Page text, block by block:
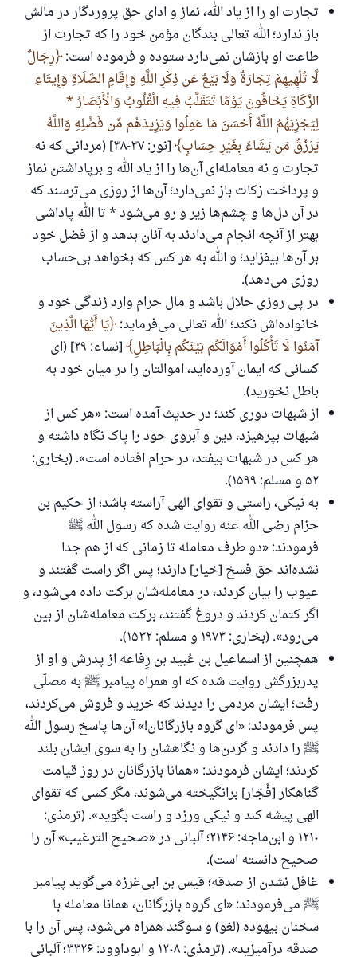
تجارت او را از یاد الله، نماز و ادای حق پروردگار در مالش
باز ندارد؛ الله تعالی بندگان مؤمن خود را که تجارت از
طاعت او بازشان نمی‌دارد ستوده و فرموده است: رِجَالٌ
لَّا تُلْهِيهِمْ تِجَارَةٌ وَلَا بَيْعٌ عَن ذِكْرِ اللَّهِ وَإِقَامِ الصَّلَاةِ وَإِيتَاءِ
الزَّكَاةِ يَخَافُونَ يَوْمًا تَتَقَلَّبُ فِيهِ الْقُلُوبُ وَالْأَبْصَارُ *
لِيَجْزِيَهُمُ اللَّهُ أَحْسَنَ مَا عَمِلُوا وَيَزِيدَهُم مِّن فَضْلِهِ وَاللَّهُ
يَرْزُقُ مَن يَشَاءُ بِغَيْرِ حِسَابٍ
[نور: ۳۷-۳۸] (مردانی که نه
تجارت و نه معامله‌ای آن‌ها را از یاد الله و برپاداشتن نماز
و پرداخت زکات باز نمی‌دارد؛ آن‌ها از روزی می‌ترسند که
در آن دل‌ها و چشم‌ها زیر و رو می‌شود * تا الله پاداشی
بهتر از آنچه انجام می‌دادند به آنان بدهد و از فضل خود
بر آن‌ها بیفزاید؛ و الله به هر کس که بخواهد بی‌حساب
روزی می‌دهد).
در پی روزی حلال باشد و مال حرام وارد زندگی خود و
خانواده‌اش نکند؛ الله تعالی می‌فرماید: يَا أَيُّهَا الَّذِينَ
آمَنُوا لَا تَأْكُلُوا أَمْوَالَكُم بَيْنَكُم بِالْبَاطِلِ
[نساء: ۲۹] (ای
کسانی که ایمان آورده‌اید، اموالتان را در میان خود به
باطل نخورید).
از شبهات دوری کند؛ در حدیث آمده است: «هر کس از
شبهات بپرهیزد، دین و آبروی خود را پاک نگاه داشته و
هر کس در شبهات بیفتد، در حرام افتاده است». (بخاری:
۵۲ و مسلم: ۱۵۹۹).
به نیکی، راستی و تقوای الهی آراسته باشد؛ از حکیم بن
حزام رضی الله عنه روایت شده که رسول الله ﷺ
فرمودند: «دو طرف معامله تا زمانی که از هم جدا
نشده‌اند حق فسخ [خیار] دارند؛ پس اگر راست گفتند و
عیوب را بیان کردند، در معامله‌شان برکت داده می‌شود، و
اگر کتمان کردند و دروغ گفتند، برکت معامله‌شان از بین
می‌رود». (بخاری: ۱۹۷۳ و مسلم: ۱۵۳۲).
همچنین از اسماعیل بن عُبید بن رِفاعه از پدرش و او از
پدربزرگش روایت شده که او همراه پیامبر ﷺ به مصلّی
رفت؛ ایشان مردمی را دیدند که خرید و فروش می‌کردند،
پس فرمودند: «ای گروه بازرگانان!» آن‌ها پاسخ رسول الله
ﷺ را دادند و گردن‌ها و نگاهشان را به سوی ایشان بلند
کردند؛ ایشان فرمودند: «همانا بازرگانان در روز قیامت
گناهکار [فُجّار] برانگیخته می‌شوند، مگر کسی که تقوای
الهی پیشه کند و نیکی ورزد و راست بگوید». (ترمذی:
۱۲۱۰ و ابن‌ماجه: ۲۱۴۶؛ آلبانی در «صحيح الترغيب» آن را
صحیح دانسته است).
غافل نشدن از صدقه؛ قیس بن ابی‌غرزه می‌گوید پیامبر
ﷺ می‌فرمودند: «ای گروه بازرگانان، همانا معامله با
سخنان بیهوده (لغو) و سوگند همراه می‌شود، پس آن را با
صدقه درآمیزید». (ترمذی: ۱۲۰۸ و ابوداوود: ۳۳۲۶؛ آلبانی